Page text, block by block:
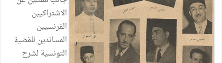
الاشتراكيين
الفرنسيين
المساندين للقضية
التونسية لشرح